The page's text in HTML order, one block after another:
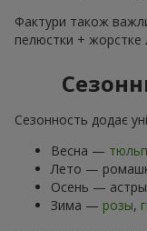
Фактури також
пелюстки +
Сезонность додає
Весна —
Лето —
Осень —
Зима — розы,